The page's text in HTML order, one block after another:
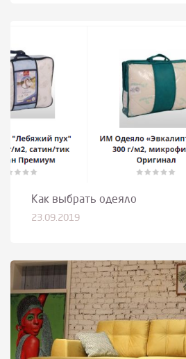
Как выбрать одеяло
23.09.2019